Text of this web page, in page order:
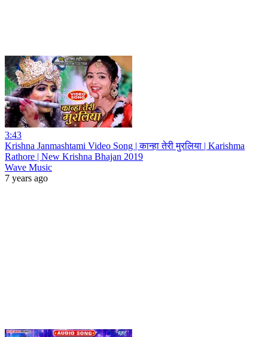
3:43
Krishna Janmashtami Video Song | कान्हा तेरी मुरलिया | Karishma
Rathore | New Krishna Bhajan 2019
Wave Music
7 years ago